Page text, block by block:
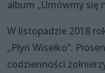
album „Umówmy się
W listopadzie 2018
„Płyń Wisełko”.
codzienności